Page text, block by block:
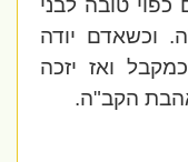
טובה לבני
וכשאדם יודה
ואז יזכה
הקב"ה.